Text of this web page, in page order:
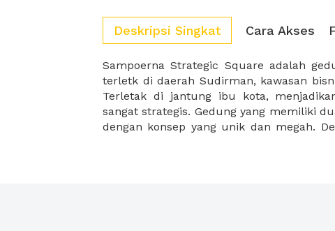
Deskripsi Singkat Cara Akses
Sampoerna Strategic Square adalah
terletk di daerah Sudirman, kawasan
Terletak di jantung ibu kota,
sangat strategis. Gedung yang memiliki
dengan konsep yang unik dan megah.
bergaya neo klasik dipadu dengan
dikeliling dengan taman yang indah,